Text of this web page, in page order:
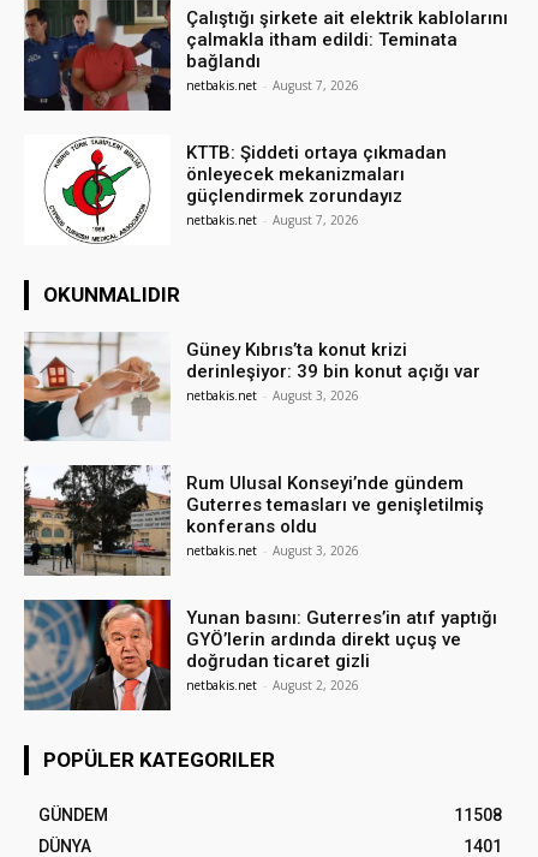
Çalıştığı şirkete ait elektrik kablolarını
çalmakla itham edildi: Teminata
bağlandı
netbakis.net - August 7, 2026
KTTB: Şiddeti ortaya çıkmadan
önleyecek mekanizmaları
güçlendirmek zorundayız
netbakis.net - August 7, 2026
OKUNMALIDIR
Güney Kıbrıs’ta konut krizi
derinleşiyor: 39 bin konut açığı var
netbakis.net - August 3, 2026
Rum Ulusal Konseyi’nde gündem
Guterres temasları ve genişletilmiş
konferans oldu
netbakis.net - August 3, 2026
Yunan basını: Guterres’in atıf yaptığı
GYÖ’lerin ardında direkt uçuş ve
doğrudan ticaret gizli
netbakis.net - August 2, 2026
POPÜLER KATEGORILER
GÜNDEM
11508
DÜNYA
1401